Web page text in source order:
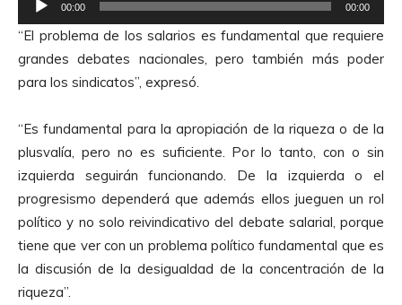
A
u
d
o
e
p
r
o
c
t
o
r
d
e
A
00:00 00:00
“El problema de los salarios es fundamental que requiere
grandes debates nacionales, pero también más poder
para los sindicatos”, expresó.
“Es fundamental para la apropiación de la riqueza o de la
plusvalía, pero no es suficiente. Por lo tanto, con o sin
izquierda seguirán funcionando. De la izquierda o el
progresismo dependerá que además ellos jueguen un rol
político y no solo reivindicativo del debate salarial, porque
tiene que ver con un problema político fundamental que es
la discusión de la desigualdad de la concentración de la
riqueza”.